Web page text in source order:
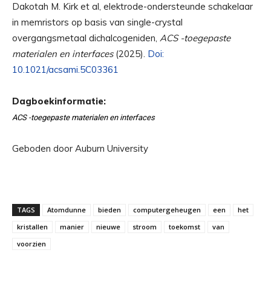
Dakotah M. Kirk et al, elektrode-ondersteunde schakelaar
in memristors op basis van single-crystal
overgangsmetaal dichalcogeniden, ACS -toegepaste
materialen en interfaces(2025). Doi:
10.1021/acsami.5C03361
Dagboekinformatie:
ACS -toegepaste materialen en interfaces
Geboden door Auburn University
TAGS Atomdunne bieden computergeheugen een
het
kristallen
manier nieuwe stroom toekomst
van
voorzien